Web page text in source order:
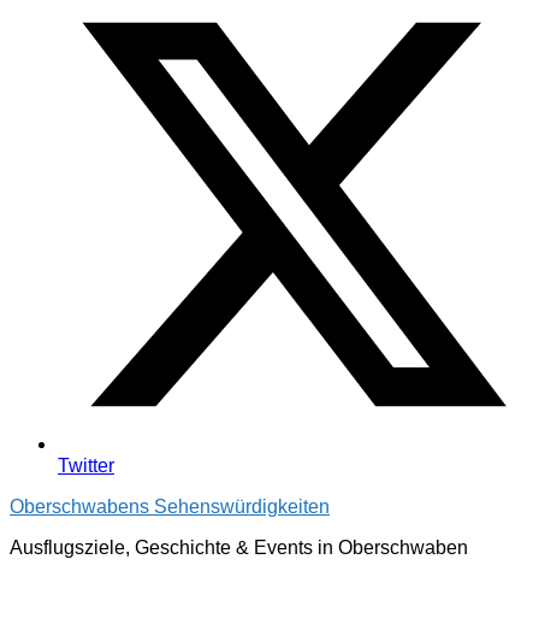
Twitter
Oberschwabens Sehenswürdigkeiten
Ausflugsziele, Geschichte & Events in Oberschwaben